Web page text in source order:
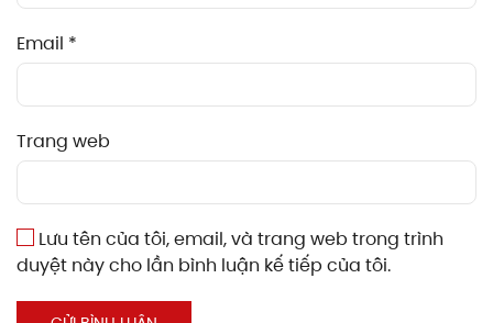
Email *
Trang web
Lưu tên của tôi, email, và trang web trong trình
duyệt này cho lần bình luận kế tiếp của tôi.